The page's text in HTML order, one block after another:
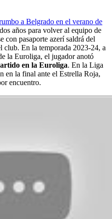
a Belgrado en el verano de
años para volver al equipo de
con pasaporte azerí saldrá del
club. En la temporada 2023-24, a
la Euroliga, el jugador anotó
en la Euroliga. En la Liga
en la final ante el Estrella Roja,
encuentro.